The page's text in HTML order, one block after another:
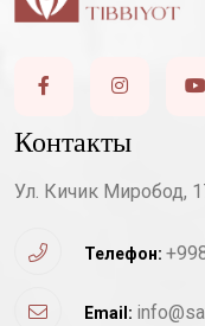
Контакты
Ул. Кичик Миробод,
Телефон:
Email: